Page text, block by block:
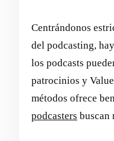
Centrándonos
del podcasting,
los podcasts
patrocinios y
métodos ofrece
podcasters buscan